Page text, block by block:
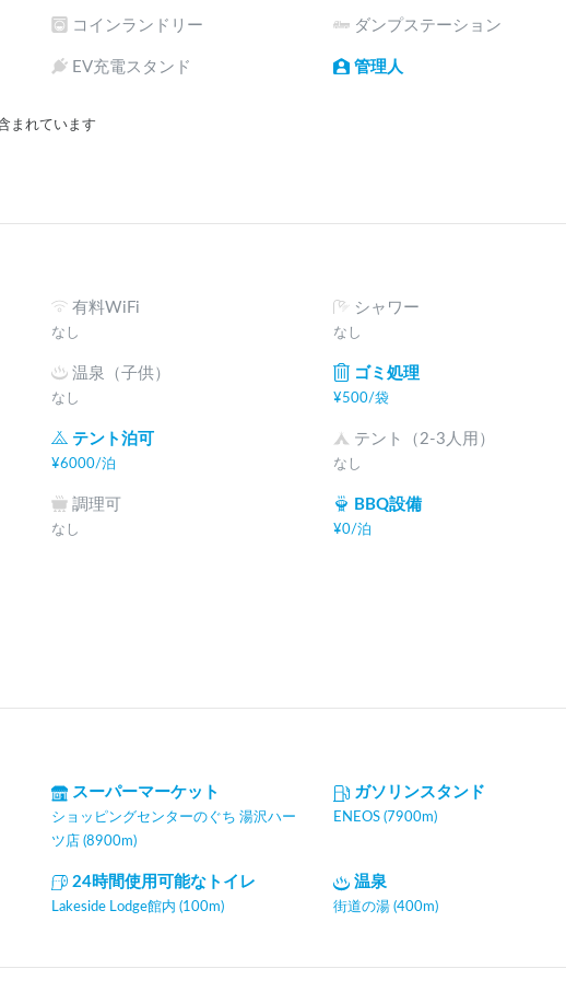
コインランドリー ダンプステーション
EV充電スタンド 管理人
まれています
有料WiFi
なし
シャワー
なし
温泉（子供）
なし
ゴミ処理
¥500/袋
テント泊可
¥6000/泊
テント（2-3人用）
なし
調理可
なし
BBQ設備
¥0/泊
スーパーマーケット
ショッピングセンターのぐち 湯沢ハー
ツ店 (8900m)
ガソリンスタンド
ENEOS (7900m)
24時間使用可能なトイレ
Lakeside Lodge館内 (100m)
温泉
街道の湯 (400m)